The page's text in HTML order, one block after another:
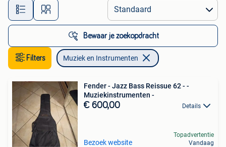
Alle afstanden…
Bewaar je zoekopdracht
Filters Muziek en Instrumenten
Fender - Jazz Bass Reissue 62 - -
Muziekinstrumenten -
€ 600,00 Details
Bezoek website
Topadvertentie
Vandaag